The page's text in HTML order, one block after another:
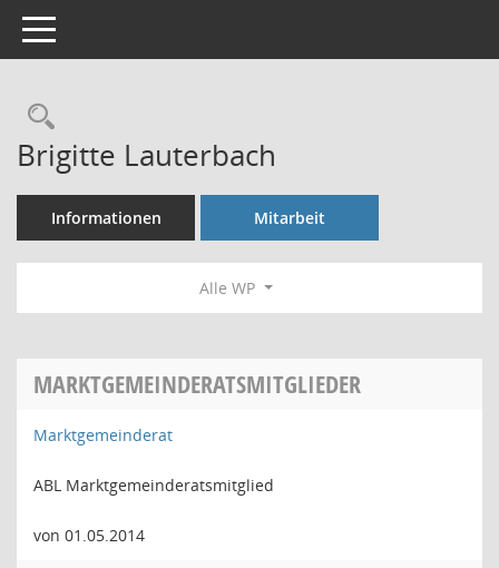
Toggle navigation
Rechercheauswahl
Brigitte Lauterbach
Informationen Mitarbeit
Alle WP
MARKTGEMEINDERATSMITGLIEDER
Marktgemeinderat
ABL Marktgemeinderatsmitglied
von 01.05.2014